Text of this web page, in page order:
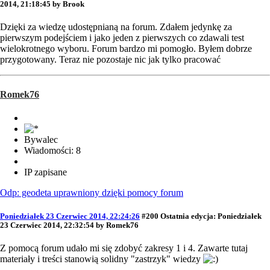
2014, 21:18:45 by Brook
Dzięki za wiedzę udostępnianą na forum. Zdałem jedynkę za
pierwszym podejściem i jako jeden z pierwszych co zdawali test
wielokrotnego wyboru. Forum bardzo mi pomogło. Byłem dobrze
przygotowany. Teraz nie pozostaje nic jak tylko pracować
Romek76
Bywalec
Wiadomości: 8
IP zapisane
Odp: geodeta uprawniony dzięki pomocy forum
Poniedziałek 23 Czerwiec 2014, 22:24:26 #200 Ostatnia edycja: Poniedziałek
23 Czerwiec 2014, 22:32:54 by Romek76
Z pomocą forum udało mi się zdobyć zakresy 1 i 4. Zawarte tutaj
materiały i treści stanowią solidny "zastrzyk" wiedzy